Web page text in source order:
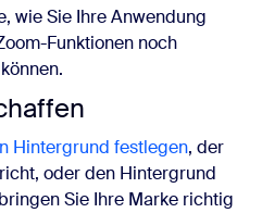
wie Sie Ihre Anwendung
Funktionen noch
Hintergrund festlegen, der
oder den Hintergrund
Sie Ihre Marke richtig